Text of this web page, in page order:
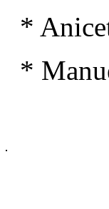
*
*